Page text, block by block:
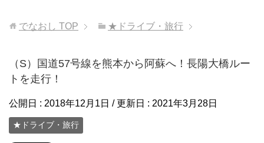
でなおし TOP ★ドライブ・旅行
（S）国道57号線を熊本から阿蘇へ！長陽大橋ルー
トを走行！
公開日 : 2018年12月1日 / 更新日 : 2021年3月28日
★ドライブ・旅行